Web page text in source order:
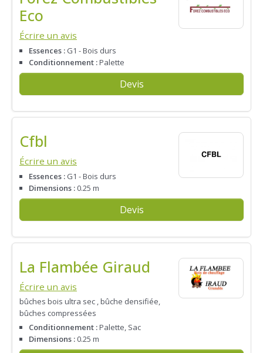
Eco
Écrire un avis
Essences : G1 - Bois durs
Conditionnement :Palette
Devis
Cfbl
Écrire un avis
Essences : G1 - Bois durs
Dimensions : 0.25 m
Devis
La Flambée Giraud
Écrire un avis
bûches bois ultra sec , bûche densifiée,
bûches compressées
Conditionnement :Palette, Sac
Dimensions : 0.25 m